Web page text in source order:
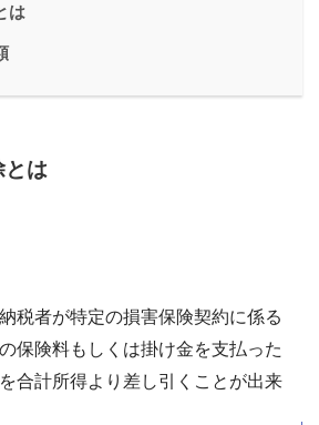
は
とは
納税者が特定の損害保険契約に係る
保険料もしくは掛け金を支払った
合計所得より差し引くことが出来